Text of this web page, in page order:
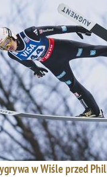
w Wiśle przed